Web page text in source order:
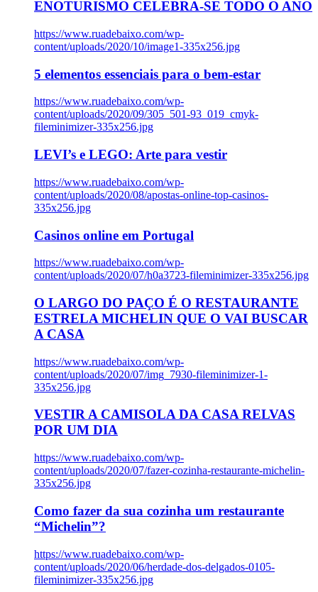
ENOTURISMO CELEBRA-SE TODO O ANO
https://www.ruadebaixo.com/wp-
content/uploads/2020/10/image1-335x256.jpg
5 elementos essenciais para o bem-estar
https://www.ruadebaixo.com/wp-
content/uploads/2020/09/305_501-93_019_cmyk-
fileminimizer-335x256.jpg
LEVI’s e LEGO: Arte para vestir
https://www.ruadebaixo.com/wp-
content/uploads/2020/08/apostas-online-top-casinos-
335x256.jpg
Casinos online em Portugal
https://www.ruadebaixo.com/wp-
content/uploads/2020/07/h0a3723-fileminimizer-335x256.jpg
O LARGO DO PAÇO É O RESTAURANTE
ESTRELA MICHELIN QUE O VAI BUSCAR
A CASA
https://www.ruadebaixo.com/wp-
content/uploads/2020/07/img_7930-fileminimizer-1-
335x256.jpg
VESTIR A CAMISOLA DA CASA RELVAS
POR UM DIA
https://www.ruadebaixo.com/wp-
content/uploads/2020/07/fazer-cozinha-restaurante-michelin-
335x256.jpg
Como fazer da sua cozinha um restaurante
“Michelin”?
https://www.ruadebaixo.com/wp-
content/uploads/2020/06/herdade-dos-delgados-0105-
fileminimizer-335x256.jpg